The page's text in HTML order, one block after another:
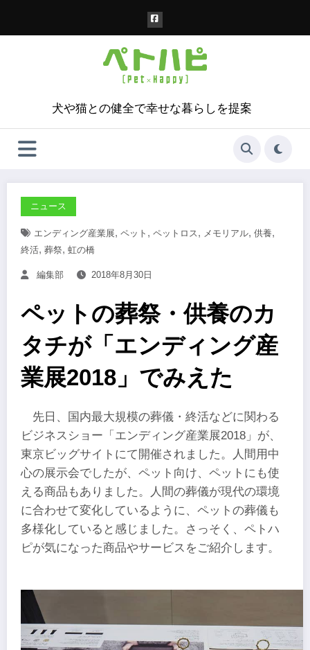
犬や猫との健全で幸せな暮らしを提案
ニュース
エンディング産業展, ペット , ペットロス, メモリアル, 供養,
終活, 葬祭, 虹の橋
編集部 2018年8月30日
ペットの葬祭・供養のカ
タチが「エンディング産
業展2018」でみえた
先日、国内最大規模の葬儀・終活などに関わる
ビジネスショー「エンディング産業展2018」が、
東京ビッグサイトにて開催されました。人間用中
心の展示会でしたが、ペット向け、ペットにも使
える商品もありました。人間の葬儀が現代の環境
に合わせて変化しているように、ペットの葬儀も
多様化していると感じました。さっそく、ペトハ
ピが気になった商品やサービスをご紹介します。